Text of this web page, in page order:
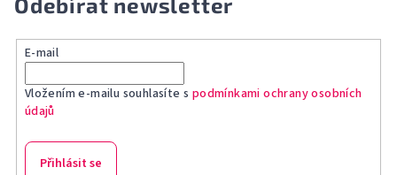
E-mail
Vložením e-mailu souhlasíte s podmínkami ochrany osobních
údajů
Přihlásit se